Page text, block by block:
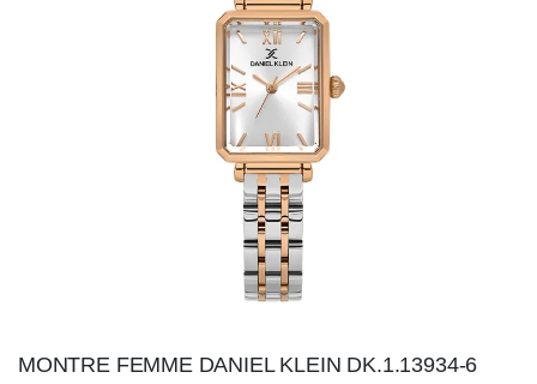
MONTRE FEMME DANIEL KLEIN DK.1.13934-6